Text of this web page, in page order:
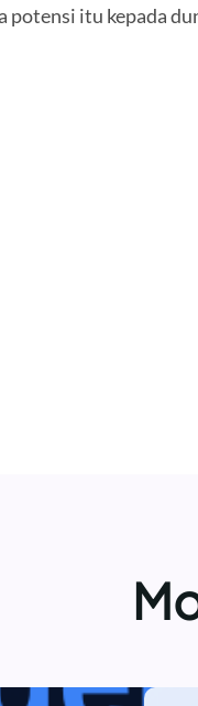
itu kepada